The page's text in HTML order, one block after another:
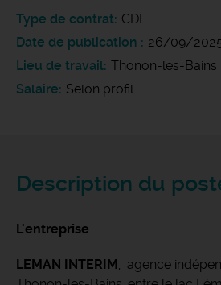
Type de contrat CDI
Date de publication
26/09/
Lieu de travail Thonon-les-Bains
Salaire Selon profil
Description du
L'entreprise
LEMAN INTERIM, agence